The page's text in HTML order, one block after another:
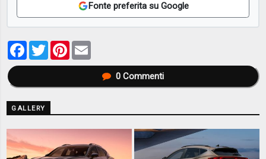
Fonte preferita su Google
Facebook
TwitterPinterest
0Commenti
GALLERY